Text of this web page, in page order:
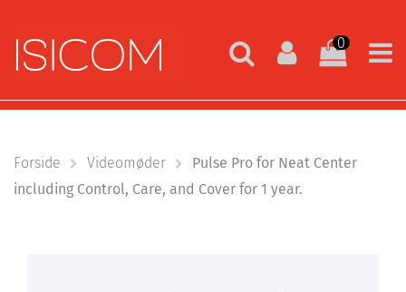
0
Forside Videomøder
Pulse Pro for Neat Center
including Control, Care, and Cover for 1 year.